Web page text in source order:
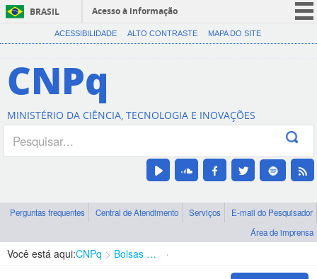
BRASIL
Acesso à informação
CORONAVÍRUS (COVID-19)
Canais
ACESSIBILIDADE ALTO CONTRASTE MAPA DO SITE
CNPq
MINISTÉRIO DA CIÊNCIA, TECNOLOGIA E INOVAÇÕES
Perguntas frequentes Central de Atendimento Serviços
E-mail do Pesquisador
Área de imprensa
Você está aqui:CNPq Bolsas e Auxílios Vigentes